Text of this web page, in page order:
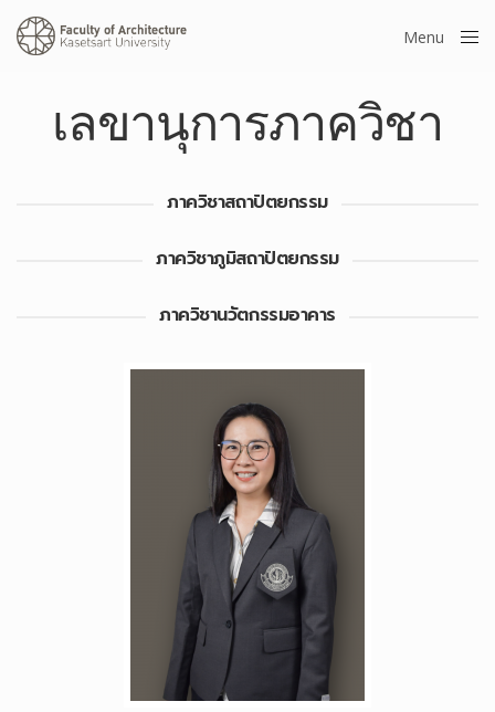
Menu
เลขานุการภาควิชา
ภาควิชาสถาปัตยกรรม
ภาควิชาภูมิสถาปัตยกรรม
ภาควิชานวัตกรรมอาคาร